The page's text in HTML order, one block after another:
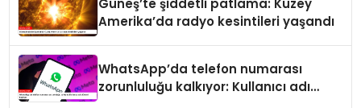
Amerika’da radyo kesintileri yaşandı
WhatsApp’da telefon numarası
zorunluluğu kalkıyor: Kullanıcı adı